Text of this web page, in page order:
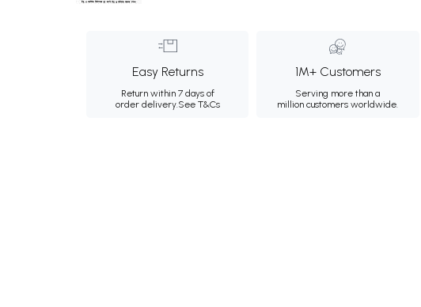
Easy Returns
Return within 7 days of
order delivery.See T&Cs
1M+ Customers
Serving more than a
million customers worldwide.